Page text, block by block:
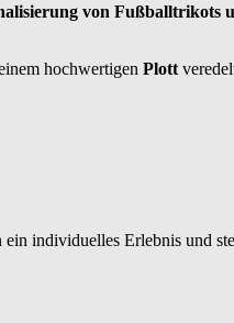
von Fußballtrikots
hochwertigen Plott
individuelles Erlebnis und